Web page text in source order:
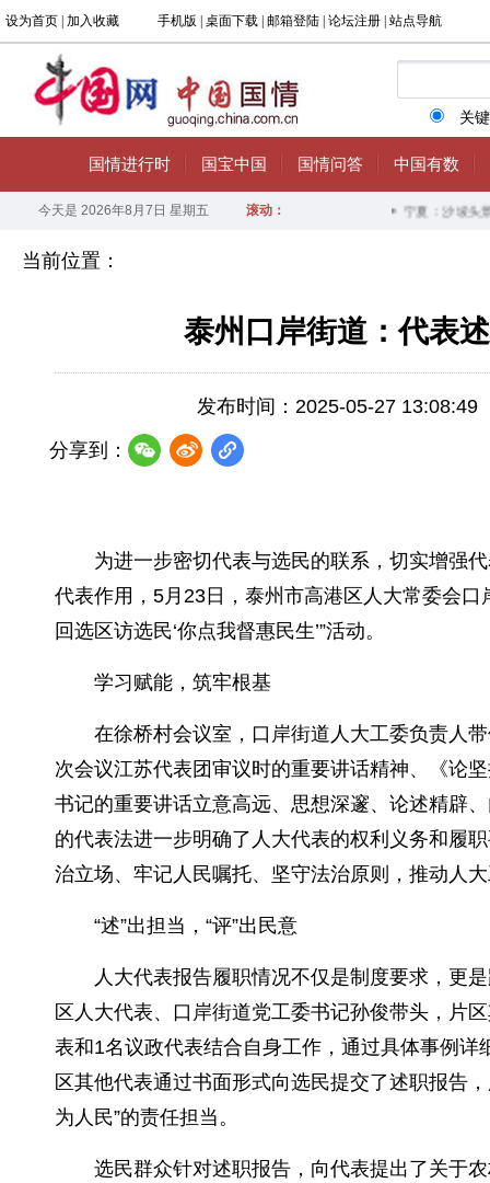
当前位置：
泰州口岸街道：代表
发布时间：2025-05-27 13:08:49
分享到：
为进一步密切代表与选民的联系，切实增强
代表作用，5月23日，泰州市高港区人大常委会口
回选区访选民‘你点我督惠民生’”活动。
学习赋能，筑牢根基
在徐桥村会议室，口岸街道人大工委负责人
次会议江苏代表团审议时的重要讲话精神、《论
书记的重要讲话立意高远、思想深邃、论述精辟
的代表法进一步明确了人大代表的权利义务和履
治立场、牢记人民嘱托、坚守法治原则，推动人
“述”出担当，“评”出民意
人大代表报告履职情况不仅是制度要求，更
区人大代表、口岸街道党工委书记孙俊带头，片
表和1名议政代表结合自身工作，通过具体事例
区其他代表通过书面形式向选民提交了述职报告
为人民”的责任担当。
选民群众针对述职报告，向代表提出了关于